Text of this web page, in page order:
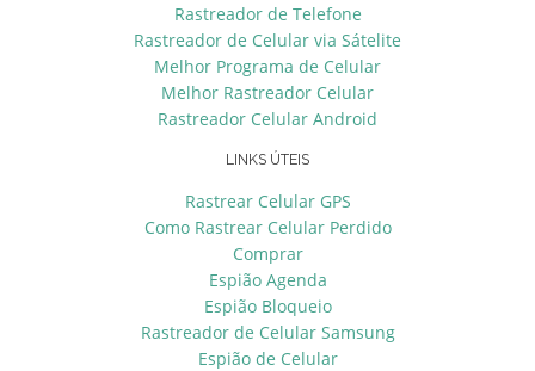
Rastreador de Telefone
Rastreador de Celular via Sátelite
Melhor Programa de Celular
Melhor Rastreador Celular
Rastreador Celular Android
LINKS ÚTEIS
Rastrear Celular GPS
Como Rastrear Celular Perdido
Comprar
Espião Agenda
Espião Bloqueio
Rastreador de Celular Samsung
Espião de Celular